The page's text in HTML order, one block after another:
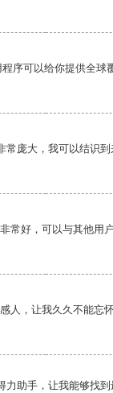
序可以给你提供全球
常庞大，我可以结识到
常好，可以与其他用
人，让我久久不能忘怀
力助手，让我能够找